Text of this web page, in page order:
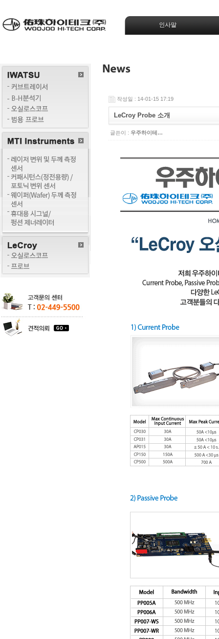
인사말
작성일 : 14-01-15 17:19
LeCroy Probe 소개
글쓴이 : 우주하이테…